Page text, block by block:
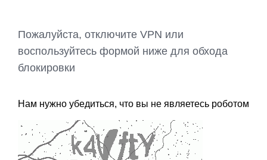
Пожалуйста, отключите VPN или
воспользуйтесь формой ниже для обхода
блокировки
Нам нужно убедиться, что вы не являетесь роботом